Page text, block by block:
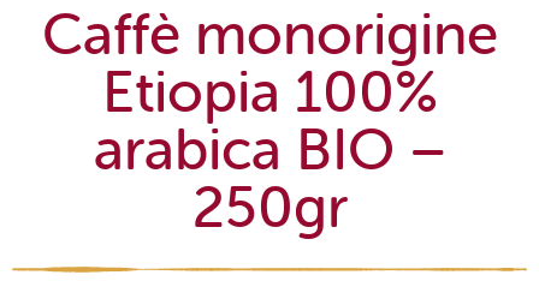
Caffè monorigine
Etiopia 100%
arabica BIO –
250gr